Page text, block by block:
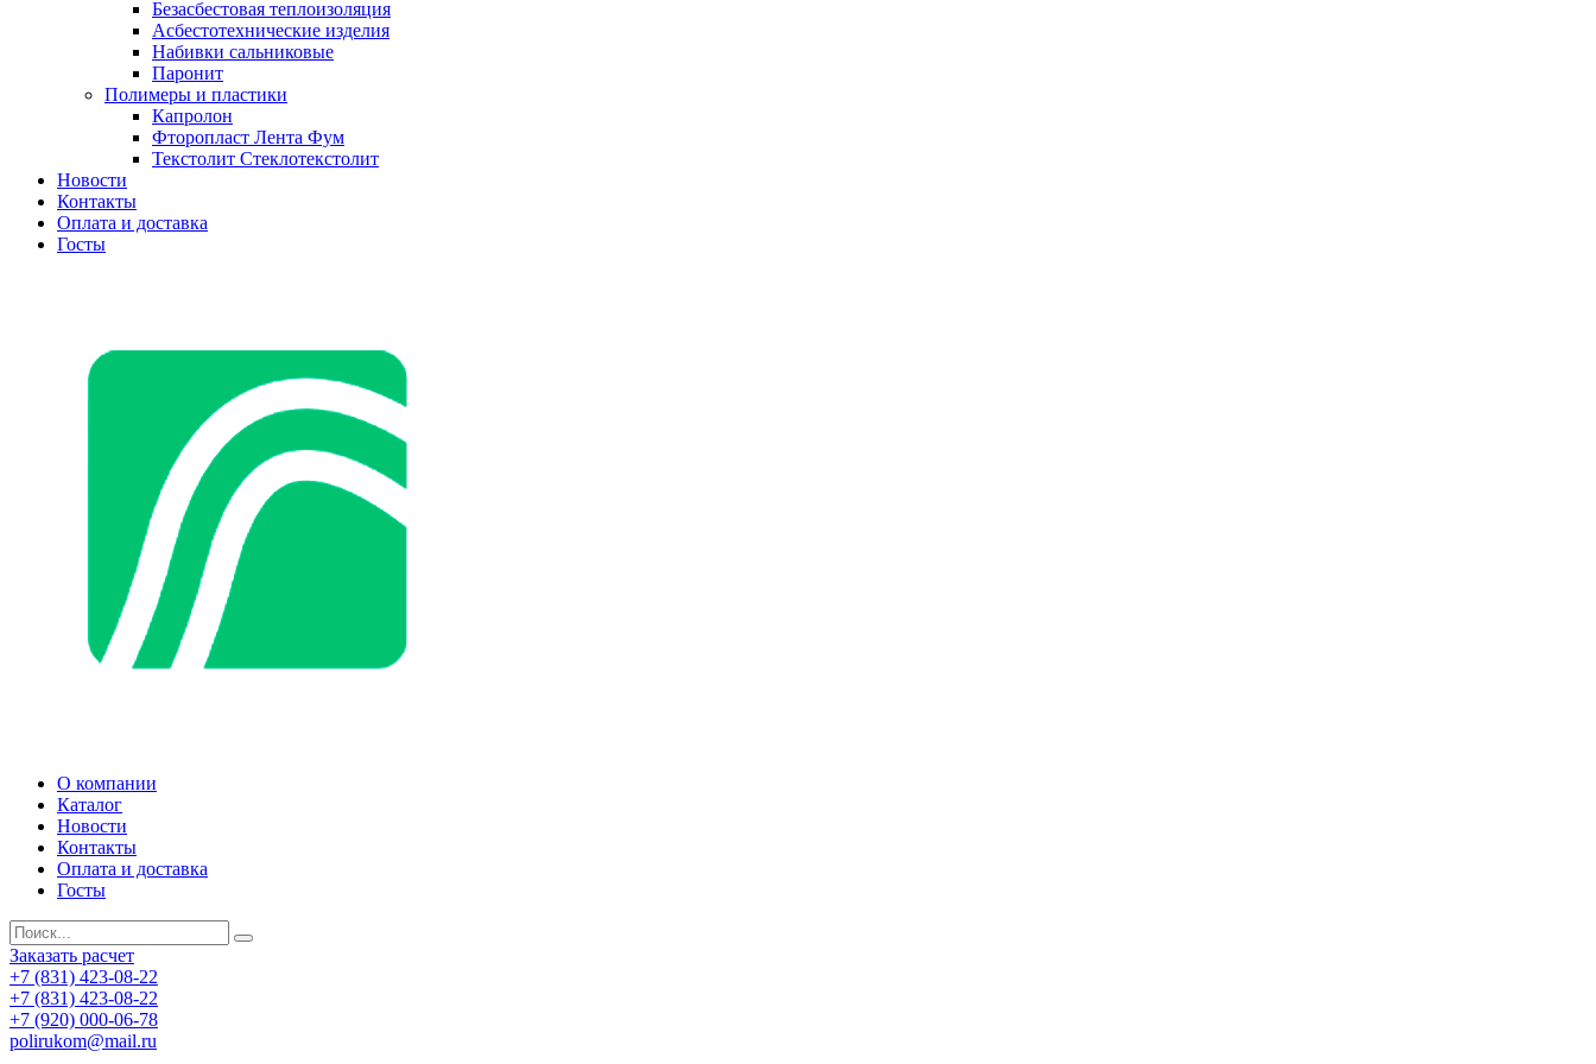
Безасбестовая теплоизоляция
Асбестотехнические изделия
Набивки сальниковые
Паронит
Полимеры и пластики
Капролон
Фторопласт Лента Фум
Текстолит Стеклотекстолит
Новости
Контакты
Оплата и доставка
Госты
О компании
Каталог
Новости
Контакты
Оплата и доставка
Госты
Заказать расчет
+7 (831) 423-08-22
+7 (831) 423-08-22
+7 (920) 000-06-78
polirukom@mail.ru